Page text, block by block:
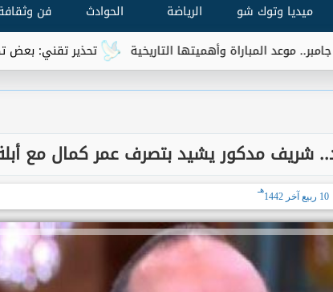
ميديا وتوك شو الرياضة الحوادث فن
تحذير تقني: بعض تطبيقات وأهميتها التاريخية
شريف مدكور يشيد بتصرف عمر كمال مع
10 ربيع آخر 1442
هـ